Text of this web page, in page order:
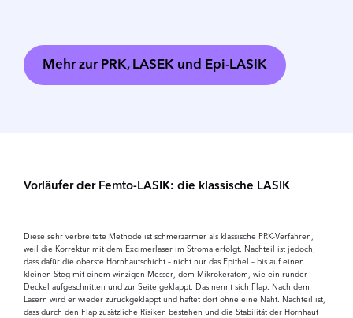
Mehr zur PRK, LASEK und Epi-LASIK
Vorläufer der Femto-LASIK: die klassische LASIK
Diese sehr verbreitete Methode ist schmerzärmer als klassische PRK-Verfahren,
weil die Korrektur mit dem Excimerlaser im Stroma erfolgt. Nachteil ist jedoch,
dass dafür die oberste Hornhautschicht – nicht nur das Epithel – bis auf einen
kleinen Steg mit einem winzigen Messer, dem Mikrokeratom, wie ein runder
Deckel aufgeschnitten und zur Seite geklappt. Das nennt sich Flap. Nach dem
Lasern wird er wieder zurückgeklappt und haftet dort ohne eine Naht. Nachteil ist,
dass durch den Flap zusätzliche Risiken bestehen und die Stabilität der Hornhaut